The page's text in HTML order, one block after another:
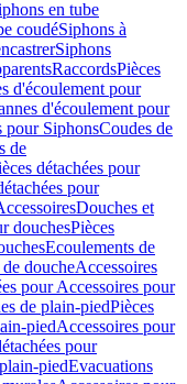
en tube
coudéSiphons à
Siphons
RaccordsPièces
d'écoulement pour
d'écoulement pour
pour SiphonsCoudes de
de
détachées pour
pour
Douches et
douchesPièces
Ecoulements de
doucheAccessoires
pour Accessoires pour
de plain-piedPièces
piedAccessoires pour
pour
piedEvacuations